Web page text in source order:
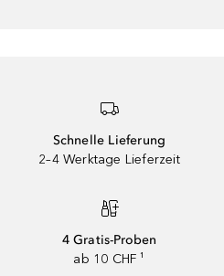
Schnelle Lieferung
2–4 Werktage Lieferzeit
4 Gratis-Proben
ab 10 CHF ¹